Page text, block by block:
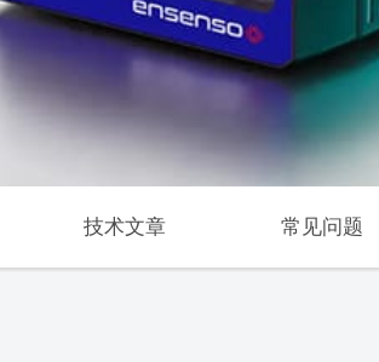
技术文章 常见问题